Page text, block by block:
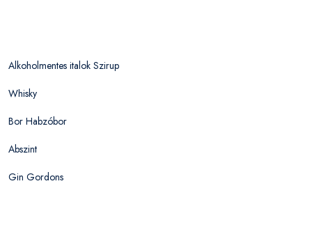
Alkoholmentes italok Szirup
Whisky
Bor Habzóbor
Abszint
Gin Gordons